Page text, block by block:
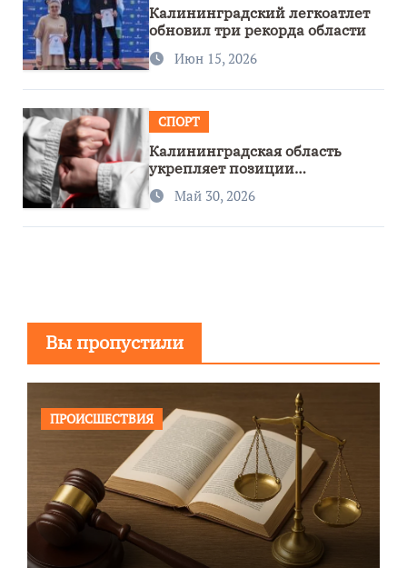
Калининградский легкоатлет
обновил три рекорда области
Июн 15, 2026
СПОРТ
Калининградская область
укрепляет позиции
спортивного региона
Май 30, 2026
Вы пропустили
ПРОИСШЕСТВИЯ